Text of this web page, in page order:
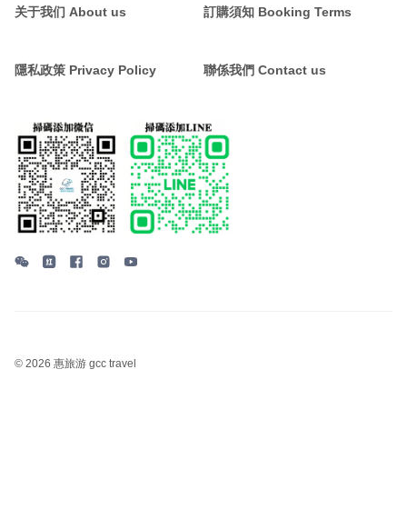
关于我们 About us 訂購須知 Booking Terms
隱私政策 Privacy Policy 聯係我們 Contact us
© 2026 惠旅游 gcc travel